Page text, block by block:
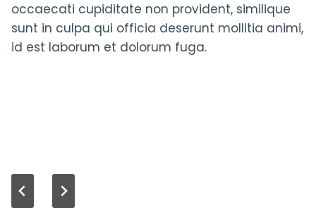
occaecati cupiditate non provident, similique
sunt in culpa qui officia deserunt mollitia animi,
id est laborum et dolorum fuga.